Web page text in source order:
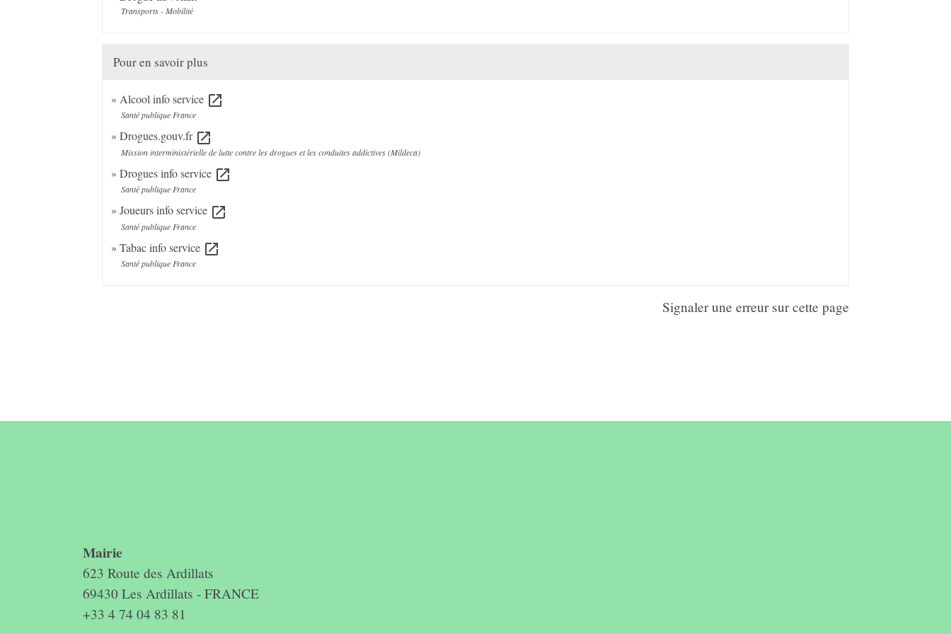
Transports - Mobilité
Pour en savoir plus
Alcool info service open_in_new
Santé publique France
Drogues.gouv.fr open_in_new
Mission interministérielle de lutte contre les drogues et les conduites addictives (Mildeca)
Drogues info service open_in_new
Santé publique France
Joueurs info service open_in_new
Santé publique France
Tabac info service open_in_new
Santé publique France
Signaler une erreur sur cette page
Mairie
623 Route des Ardillats
69430 Les Ardillats - FRANCE
+33 4 74 04 83 81